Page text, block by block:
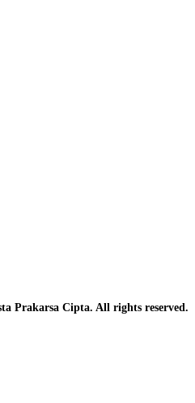
Prakarsa Cipta. All rights reserved.